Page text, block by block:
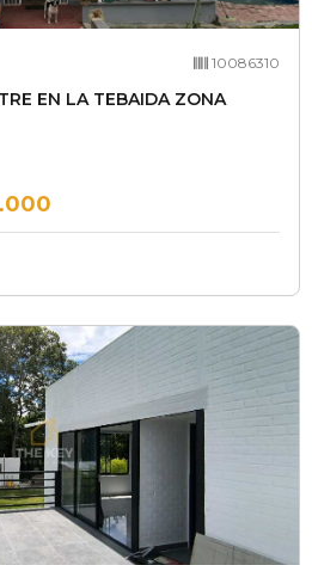
10086310
EN LA TEBAIDA ZONA